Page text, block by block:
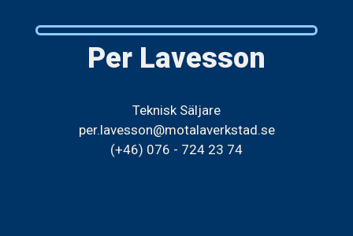
Per Lavesson
Teknisk Säljare
per.lavesson@motalaverkstad.se
(+46) 076 - 724 23 74